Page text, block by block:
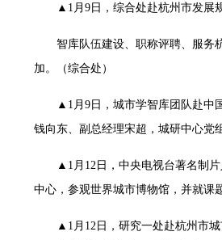
▲1月9日，综合处赴杭州市发展
智库队伍建设、职称评聘、服务
加。（综合处）
▲1月9日，城市学智库团队赴中
钱向东、副总经理宋超，城研中心党
▲1月12日，中央电视台著名制
中心，参观世界城市博物馆，并就课
▲1月12日，研究一处赴杭州市